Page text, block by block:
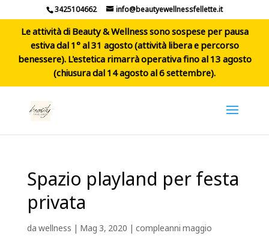
3425104662 info@beautyewellnessfellette.it
Le attività di Beauty & Wellness sono sospese per pausa
estiva dal 1° al 31 agosto (attività libera e percorso
benessere). L'estetica rimarrà operativa fino al 13 agosto
(chiusura dal 14 agosto al 6 settembre).
Spazio playland per festa
privata
dawellness | Mag 3, 2020 | compleanni maggio